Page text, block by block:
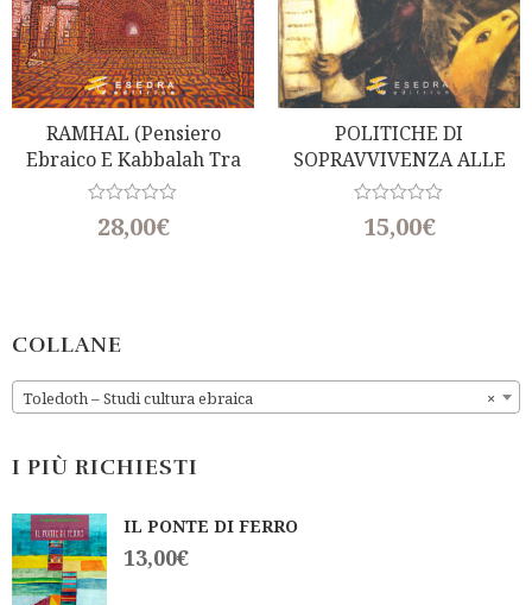
RAMHAL (Pensiero
Ebraico E Kabbalah Tra
Padova Ed Eretz Israel) A
Voghera E M. Perani
28,00€
R
t
f
5
POLITICHE DI
SOPRAVVIVENZA ALLE
PERSECUZIONI (a Cura Di
15,00€
f
COLLANE
×
Toledoth – Studi cultura ebraica
I PIÙ RICHIESTI
IL PONTE DI FERRO
13,00€